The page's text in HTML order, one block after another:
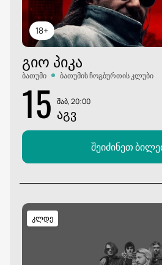
18+
ᲒᲘᲝ ᲞᲘᲙᲐ
ბათუმი ბათუმის ჩოგბურთის კლუბი
15 შაბ, 20:00
ᲐᲒᲕ
შეიძინეთ
კლდე